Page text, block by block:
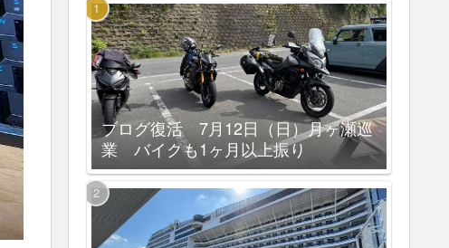
ブログ復活 7月12日（日）月ヶ瀬巡
業 バイクも1ヶ月以上振り